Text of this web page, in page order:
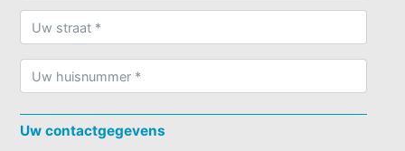
Uw contactgegevens